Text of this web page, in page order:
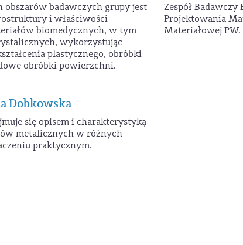
obszarów badawczych grupy jest
i właściwości
biomedycznych, w tym
wykorzystując
plastycznego, obróbki
obróbki powierzchni.
Zespół Badawczy
Projektowania
Materiałowej PW.
Dobkowska
się opisem i charakterystyką
metalicznych w różnych
praktycznym.